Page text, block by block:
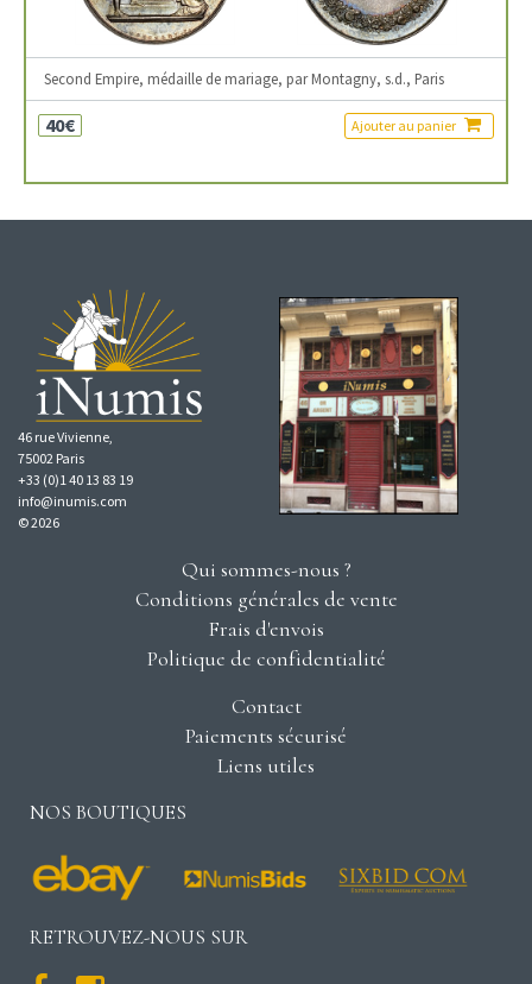
Second Empire, médaille de mariage, par Montagny, s.d., Paris
40€ Ajouter au panier
46 rue Vivienne,
75002 Paris
+33 (0)1 40 13 83 19
info@inumis.com
© 2026
Qui sommes-nous ?
Conditions générales de vente
Frais d'envois
Politique de confidentialité
Contact
Paiements sécurisé
Liens utiles
NOS BOUTIQUES
RETROUVEZ-NOUS SUR